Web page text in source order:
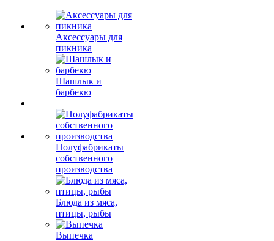
Аксессуары для
пикника
Шашлык и
барбекю
Полуфабрикаты
собственного
производства
Блюда из мяса,
птицы, рыбы
Выпечка